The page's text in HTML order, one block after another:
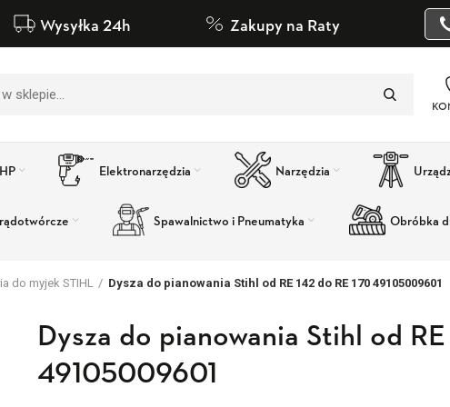
Wysyłka 24h Zakupy na Raty
Elektronarzędzia Narzędzia
Spawalnictwo i Pneumatyka Obróbka
do myjek STIHL Dysza do pianowania Stihl od RE 142 do RE 170 49105009601
Dysza do pianowania Stihl od
49105009601